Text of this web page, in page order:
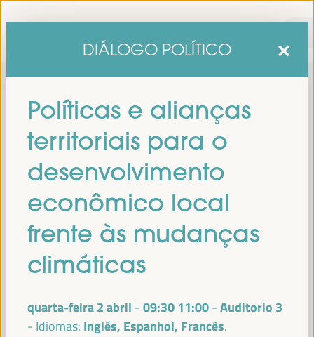
Económico Localserá realizada de 1 a 4 de abril de 2025 em
no Palácio de Congressos e Exposições (FIBES).
Leia mais
DIÁLOGO POLÍTICO
Políticas e alianças
territoriais para o
desenvolvimento
econômico local
frente às mudanças
climáticas
quarta-feira 2 abril - 09:3011:00 Auditorio 3
Idiomas: Inglês, Espanhol, Francês